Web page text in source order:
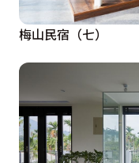
梅山民宿（七）